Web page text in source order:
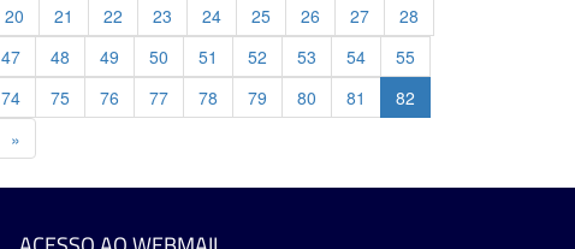
20 21 22 23 24 25 26 27
28
47 48 49 50 51 52 53 54
55
74 75 76 77 78 79 80 81
82
»